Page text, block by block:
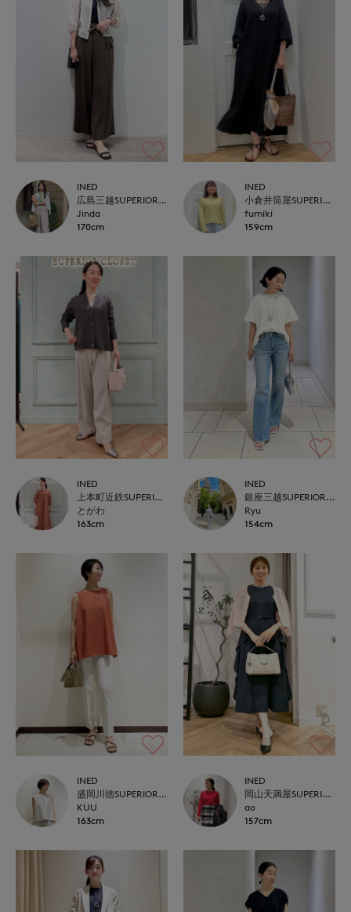
INED
広島三越SUPERIORCLOSET
Jinda
170cm
INED
小倉井筒屋SUPERIOR CLOSET
fumiki
159cm
INED
上本町近鉄SUPERIORCLOSET
とがわ
163cm
INED
銀座三越SUPERIOR CLOSET GINZA
Ryu
154cm
INED
盛岡川徳SUPERIOR CLOSET
KUU
163cm
INED
岡山天満屋SUPERIORCLOSET
ao
157cm